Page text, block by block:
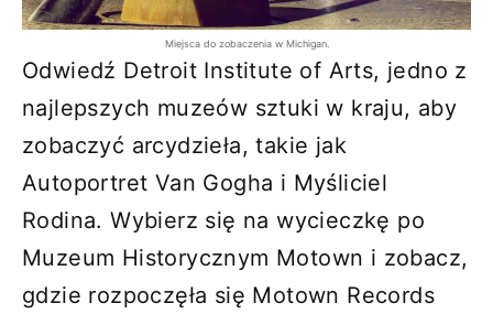
Miejsca do zobaczenia w Michigan.
Odwiedź Detroit Institute of Arts, jedno z
najlepszych muzeów sztuki w kraju, aby
zobaczyć arcydzieła, takie jak
Autoportret Van Gogha i Myśliciel
Rodina. Wybierz się na wycieczkę po
Muzeum Historycznym Motown i zobacz,
gdzie rozpoczęła się Motown Records